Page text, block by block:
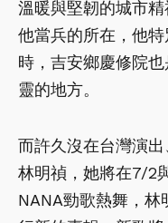
溫暖與堅韌的城市
他當兵的所在，他
時，吉安鄉慶修院
靈的地方。
而許久沒在台灣演
林明禎，她將在7/2
NANA勁歌熱舞，林